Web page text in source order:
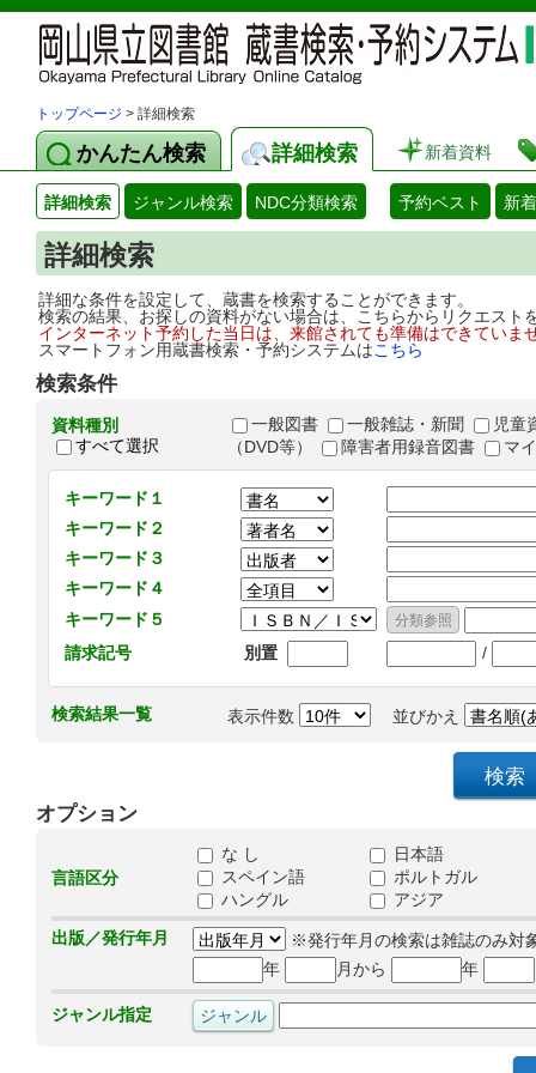
トップページ > 詳細検索
かんたん検索 詳細検索 新着資料
詳細検索 ジャンル検索 NDC分類検索 予約ベスト 新
詳細検索
詳細な条件を設定して、蔵書を検索することができます。
検索の結果、お探しの資料がない場合は、こちらからリクエス
インターネット予約した当日は、来館されても準備はできてい
スマートフォン用蔵書検索・予約システムはこちら
検索条件
資料種別
すべて選択
一般図書 一般雑誌・新聞
児童
（DVD等）
障害者用録音図書 マ
キーワード１
キーワード２
キーワード３
キーワード４
キーワード５
請求記号
別置 /
検索結果一覧 表示件数 並びかえ
オプション
言語区分
な し
日本語
スペイン語
ポルトガル
ハングル
アジア
出版／発行年月
※発行年月の検索は雑誌のみ対
年
月から 年
ジャンル指定